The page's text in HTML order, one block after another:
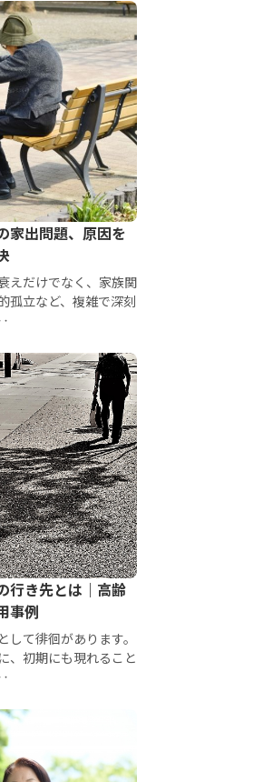
家出問題、原因を
えだけでなく、家族関
孤立など、複雑で深刻
行き先とは｜高齢
事例
て徘徊があります。
、初期にも現れること